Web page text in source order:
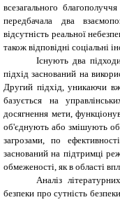
всезагального
передбачала два
відсутність реальної
також відповідні соціальні
Існують два
підхід заснований на
Другий підхід, уникаючи
базується на
досягнення мети,
об'єднують або змішують
загрозами, по
заснований на підтримці
обмеженості, як в області
Аналіз
безпеки про сутність